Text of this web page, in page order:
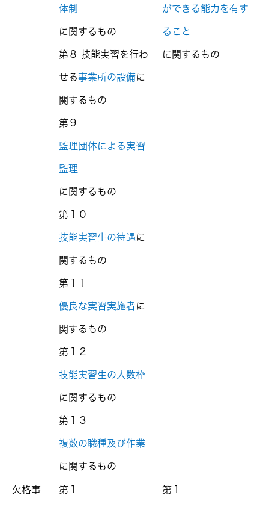
体制
に関するもの
第８ 技能実習を行わ
せる事業所の設備に
関するもの
第９
監理団体による実習
監理
に関するもの
第１０
技能実習生の待遇に
関するもの
第１１
優良な実習実施者に
関するもの
第１２
技能実習生の人数枠
に関するもの
第１３
複数の職種及び作業
に関するもの
ができる能力を有す
ること
に関するもの
欠格事 第１ 第１